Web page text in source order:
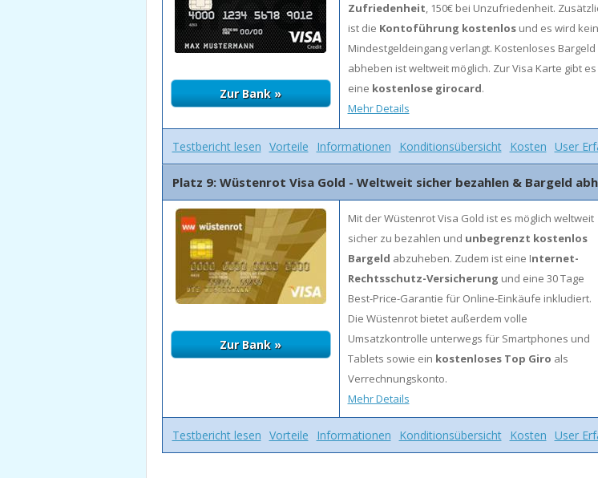
Zufriedenheit, 150€ bei Unzufriedenheit.
ist die Kontoführung kostenlosund es wird kein
Mindestgeldeingang verlangt. Kostenloses Bargeld
abheben ist weltweit möglich. Zur Visa Karte gibt es
eine kostenlose girocard.
Mehr Details
Testbericht lesen Vorteile Informationen Konditionsübersicht Kosten User
Platz 9: Wüstenrot Visa Gold - Weltweit sicher bezahlen & Bargeld
Mit der Wüstenrot Visa Gold ist es möglich weltweit
sicher zu bezahlen und unbegrenzt kostenlos
Bargeld abzuheben. Zudem ist eine Internet-
Rechtsschutz-Versicherung und eine 30 Tage
Best-Price-Garantie für Online-Einkäufe inkludiert.
Die Wüstenrot bietet außerdem volle
Umsatzkontrolle unterwegs für Smartphones und
Tablets sowie ein kostenloses Top Giro als
Verrechnungskonto.
Mehr Details
Testbericht lesen Vorteile Informationen Konditionsübersicht Kosten User